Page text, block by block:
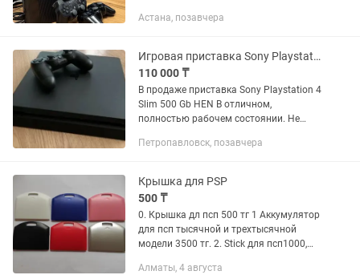
по городу Цена 50.000 Торг неуместен.
Астана, позавчера
Игровая приставка Sony Playstation 4 PS4 Slim
110 000 ₸
В продаже приставка Sony Playstation 4
Slim 500 Gb HEN В отличном,
полностью рабочем состоянии. Не
Прошита, установлено много игр. В
Петропавловск, позавчера
Крышка для PSP
500 ₸
0. Крышка дл псп 500 тг 1 Аккумулятор
для псп тысячной и трехтысячной
модели 3500 тг. 2. Stick для псп1000,
для 1000-3000 модели по 500 тг. 3.
Алматы, 4 августа